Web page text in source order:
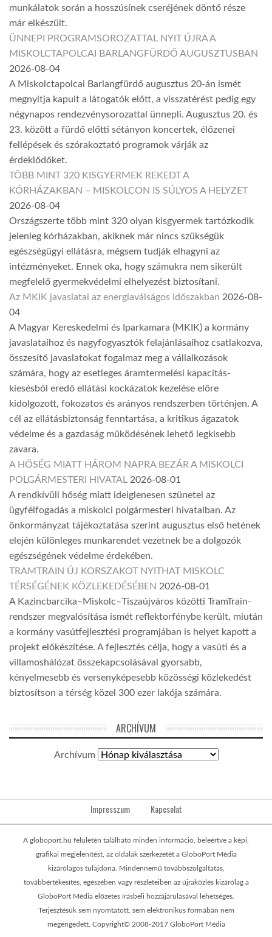
munkálatok során a hosszúsínek cseréjének döntő része
már elkészült.
ÜNNEPI PROGRAMSOROZATTAL NYIT ÚJRA A
MISKOLCTAPOLCAI BARLANGFÜRDŐ AUGUSZTUSBAN
2026-08-04
A Miskolctapolcai Barlangfürdő augusztus 20-án ismét
megnyitja kapuit a látogatók előtt, a visszatérést pedig egy
négynapos rendezvénysorozattal ünnepli. Augusztus 20. és
23. között a fürdő előtti sétányon koncertek, élőzenei
fellépések és szórakoztató programok várják az
érdeklődőket.
TÖBB MINT 320 KISGYERMEK REKEDT A
KÓRHÁZAKBAN – MISKOLCON IS SÚLYOS A HELYZET
2026-08-04
Országszerte több mint 320 olyan kisgyermek tartózkodik
jelenleg kórházakban, akiknek már nincs szükségük
egészségügyi ellátásra, mégsem tudják elhagyni az
intézményeket. Ennek oka, hogy számukra nem sikerült
megfelelő gyermekvédelmi elhelyezést biztosítani.
Az MKIK javaslatai az energiaválságos időszakban 2026-08-
04
A Magyar Kereskedelmi és Iparkamara (MKIK) a kormány
javaslataihoz és nagyfogyasztók felajánlásaihoz csatlakozva,
összesítő javaslatokat fogalmaz meg a vállalkozások
számára, hogy az esetleges áramtermelési kapacitás-
kiesésből eredő ellátási kockázatok kezelése előre
kidolgozott, fokozatos és arányos rendszerben történjen. A
cél az ellátásbiztonság fenntartása, a kritikus ágazatok
védelme és a gazdaság működésének lehető legkisebb
zavara.
A HŐSÉG MIATT HÁROM NAPRA BEZÁR A MISKOLCI
POLGÁRMESTERI HIVATAL 2026-08-01
A rendkívüli hőség miatt ideiglenesen szünetel az
ügyfélfogadás a miskolci polgármesteri hivatalban. Az
önkormányzat tájékoztatása szerint augusztus első hetének
elején különleges munkarendet vezetnek be a dolgozók
egészségének védelme érdekében.
TRAMTRAIN ÚJ KORSZAKOT NYITHAT MISKOLC
TÉRSÉGÉNEK KÖZLEKEDÉSÉBEN 2026-08-01
A Kazincbarcika–Miskolc–Tiszaújváros közötti TramTrain-
rendszer megvalósítása ismét reflektorfénybe került, miután
a kormány vasútfejlesztési programjában is helyet kapott a
projekt előkészítése. A fejlesztés célja, hogy a vasúti és a
villamoshálózat összekapcsolásával gyorsabb,
kényelmesebb és versenyképesebb közösségi közlekedést
biztosítson a térség közel 300 ezer lakója számára.
ARCHÍVUM
Archívum
Impresszum Kapcsolat
A globoport.hu felületén található minden információ, beleértve a képi,
grafikai megjelenítést, az oldalak szerkezetét a GloboPort Média
kizárólagos tulajdona. Mindennemű továbbszolgáltatás,
továbbértékesítés, egészében vagy részleteiben az újraközlés kizárólag a
GloboPort Média előzetes írásbeli hozzájárulásával lehetséges.
Terjesztésük sem nyomtatott, sem elektronikus formában nem
megengedett. Copyright© 2008-2017 GloboPort Média